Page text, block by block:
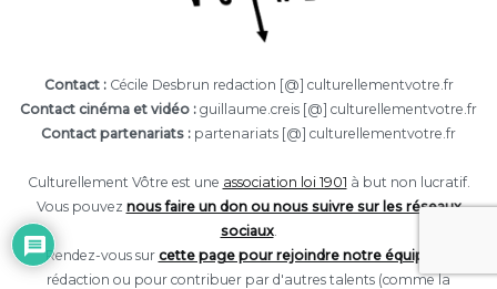
Contact :Cécile Desbrun redaction [@] culturellementvotre.fr
Contact cinéma et vidéo : guillaume.creis [@] culturellementvotre.fr
Contact partenariats : partenariats [@] culturellementvotre.fr
Culturellement Vôtre est une association loi 1901 à but non lucratif.
Vous pouvez nous faire un don ou nous suivre sur les réseaux
sociaux.
Rendez-vous sur cette page pour rejoindre notre équipe
rédaction ou pour contribuer par d'autres talents (comme la